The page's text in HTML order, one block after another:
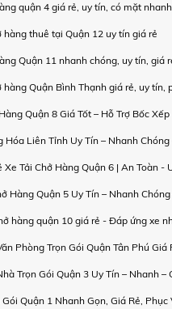
quận 4 giá rẻ, uy tín, có mặt nhanh
hàng thuê tại Quận 12 uy tín giá rẻ
Quận 11 nhanh chóng, uy tín, giá
hàng Quận Bình Thạnh giá rẻ, uy tín,
Quận 8 Giá Tốt – Hỗ Trợ Bốc Xếp
Hóa Liên Tỉnh Uy Tín – Nhanh Chóng
Xe Tải Chở Hàng Quận 6 | An Toàn -
Hàng Quận 5 Uy Tín – Nhanh Chóng
hàng quận 10 giá rẻ - Đáp ứng xe
Phòng Trọn Gói Quận Tân Phú Giá
Trọn Gói Quận 3 Uy Tín – Nhanh –
Quận 1 Nhanh Gọn, Giá Rẻ, Phục